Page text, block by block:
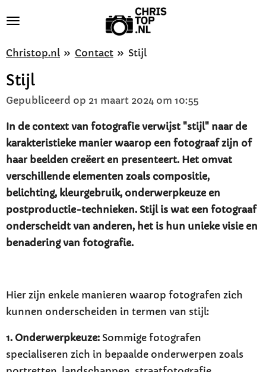
naar
hoofdinhoud
Christop.nl » Contact » Stijl
Stijl
Gepubliceerd op 21 maart 2024 om 10:55
In de context van fotografie verwijst "stijl" naar de
karakteristieke manier waarop een fotograaf zijn of
haar beelden creëert en presenteert. Het omvat
verschillende elementen zoals compositie,
belichting, kleurgebruik, onderwerpkeuze en
postproductie-technieken. Stijl is wat een fotograaf
onderscheidt van anderen, het is hun unieke visie en
benadering van fotografie.
Hier zijn enkele manieren waarop fotografen zich
kunnen onderscheiden in termen van stijl:
1. Onderwerpkeuze: Sommige fotografen
specialiseren zich in bepaalde onderwerpen zoals